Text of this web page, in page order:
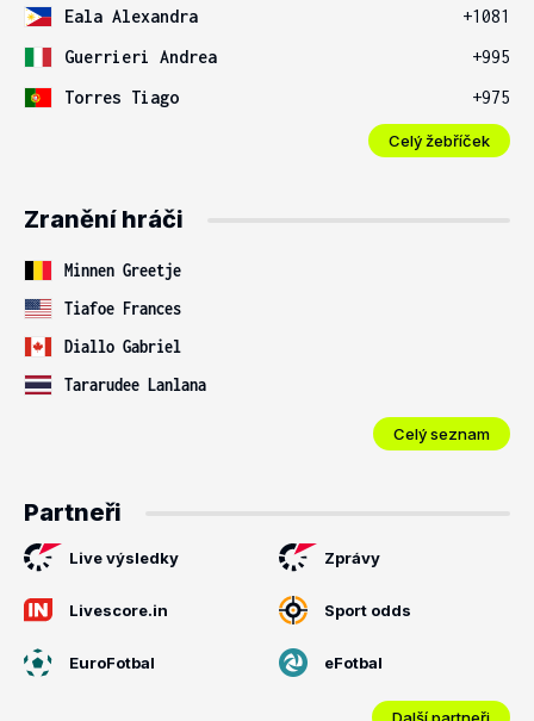
Eala Alexandra
+1081
Guerrieri Andrea
+995
Torres Tiago
+975
Celý žebříček
Zranění hráči
Minnen Greetje
Tiafoe Frances
Diallo Gabriel
Tararudee Lanlana
Celý seznam
Partneři
Live výsledky Zprávy
Livescore.in Sport odds
EuroFotbal eFotbal
Další partneři